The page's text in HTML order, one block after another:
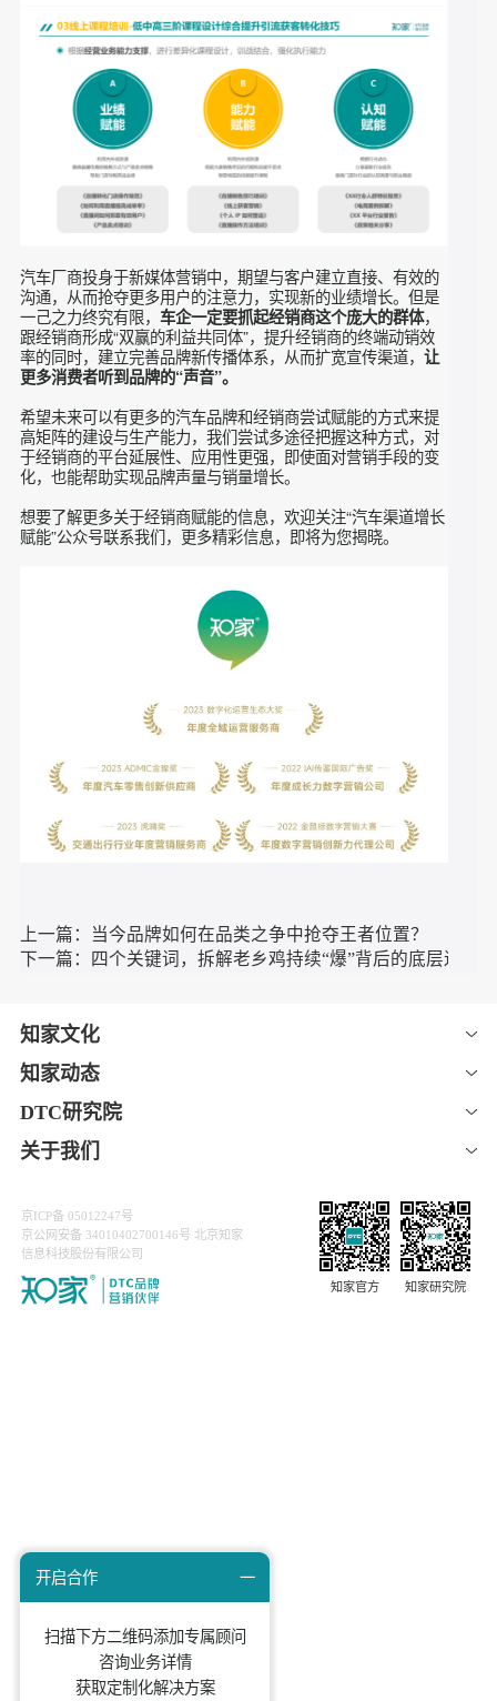
通过完善、可复制的运营体系搭建与培训，
还是品牌营销转化，知家的经销商赋能体系都能做到帮助品牌
赋予渠道矩阵获客能力，通过“业绩赋能”“认知赋能”“能力赋能”
三层赋能授予有效的方法与创新实践，从而帮助品牌从浅层次
的互联互通，到全生命周期优化运营的目标实现品牌矩阵化营
销，开辟出全新销售线索来源。
汽车厂商投身于新媒体营销中，期望与客户建立直接、有效的
一己之力终究有限，车企一定要抓起经销商这个庞大的群体
跟经销商形成“双赢的利益共同体”，提升经销商的终端动销效
率的同时，建立完善品牌新传播体系，从而扩宽宣传渠道，
更多消费者听到品牌的“声音”。
于经销商的平台延展性、应用性更强，即使面对营销手段的变
化，也能帮助实现品牌声量与销量增长。
知家文化
DTC研究院